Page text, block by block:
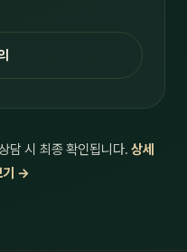
담 시 최종 확인됩니다.상세
기 →